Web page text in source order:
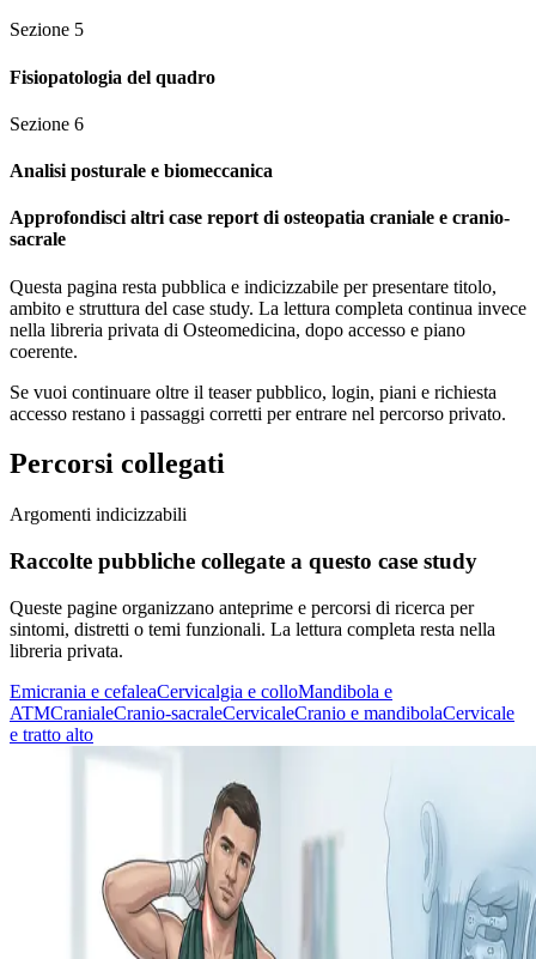
Sezione 5
Fisiopatologia del quadro
Sezione 6
Analisi posturale e biomeccanica
Approfondisci altri case report di osteopatia craniale e cranio-
sacrale
Questa pagina resta pubblica e indicizzabile per presentare titolo,
ambito e struttura del case study. La lettura completa continua invece
nella libreria privata di Osteomedicina, dopo accesso e piano
coerente.
Se vuoi continuare oltre il teaser pubblico, login, piani e richiesta
accesso restano i passaggi corretti per entrare nel percorso privato.
Percorsi collegati
Argomenti indicizzabili
Raccolte pubbliche collegate a questo case study
Queste pagine organizzano anteprime e percorsi di ricerca per
sintomi, distretti o temi funzionali. La lettura completa resta nella
libreria privata.
Emicrania e cefaleaCervicalgia e colloMandibola e
ATMCranialeCranio-sacraleCervicaleCranio e mandibolaCervicale
e tratto alto